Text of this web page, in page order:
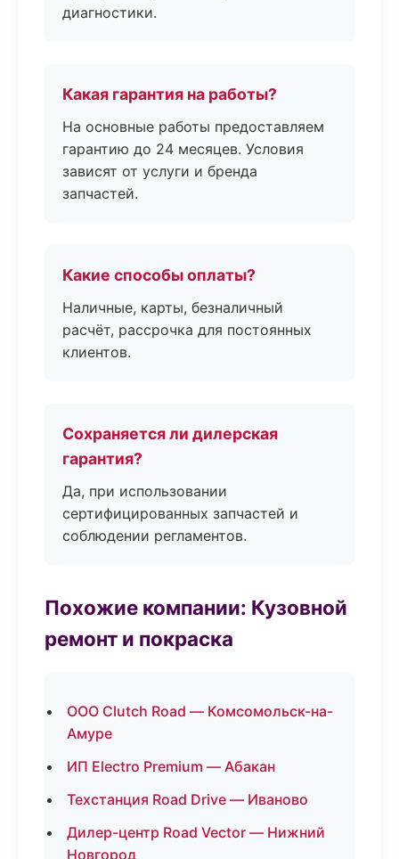
диагностики.
Какая гарантия на работы?
На основные работы предоставляем
гарантию до 24 месяцев. Условия
зависят от услуги и бренда
запчастей.
Какие способы оплаты?
Наличные, карты, безналичный
расчёт, рассрочка для постоянных
клиентов.
Сохраняется ли дилерская
гарантия?
Да, при использовании
сертифицированных запчастей и
соблюдении регламентов.
Похожие компании: Кузовной
ремонт и покраска
ООО Clutch Road — Комсомольск-на-
Амуре
ИП Electro Premium — Абакан
Техстанция Road Drive — Иваново
Дилер-центр Road Vector — Нижний
Новгород